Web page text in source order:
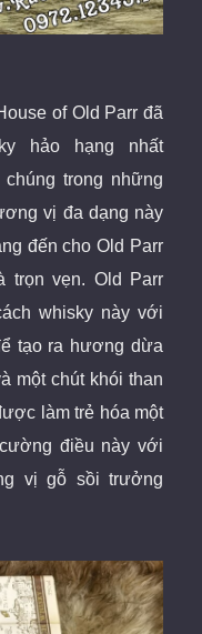
of Old Parr đã
hảo hạng nhất
trong những
vị đa dạng này
đến cho Old Parr
trọn vẹn. Old Parr
whisky này với
tạo ra hương dừa
một chút khói than
làm trẻ hóa một
điều này với
vị gỗ sồi trưởng